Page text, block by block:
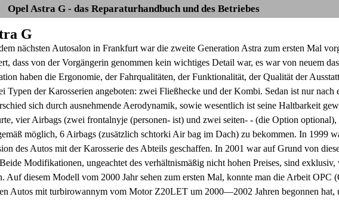
Opel Astra G - das Reparaturhandbuch und des Betriebes
G
nächsten Autosalon in Frankfurt war die zweite Generation Astra zum ersten Mal
dass von der Vorgängerin genommen kein wichtiges Detail war, es war von neuem
haben die Ergonomie, der Fahrqualitäten, der Funktionalität, der Qualität der
Typen der Karosserien angeboten: zwei Fließhecke und der Kombi. Sedan ist nur nach
sich durch ausnehmende Aerodynamik, sowie wesentlich ist seine Haltbarkeit
vier Airbags (zwei frontalnyje (personen- ist) und zwei seiten- - (die Option
möglich, 6 Airbags (zusätzlich schtorki Air bag im Dach) zu bekommen. In 1999
des Autos mit der Karosserie des Abteils geschaffen. In 2001 war auf Grund von
Modifikationen, ungeachtet des verhältnismäßig nicht hohen Preises, sind
Auf diesem Modell vom 2000 Jahr sehen zum ersten Mal, konnte man die Arbeit OPC
Autos mit turbirowannym vom Motor Z20LET um 2000—2002 Jahren begonnen